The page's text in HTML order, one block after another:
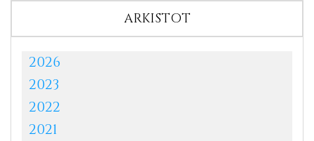
ARKISTOT
2026
2023
2022
2021